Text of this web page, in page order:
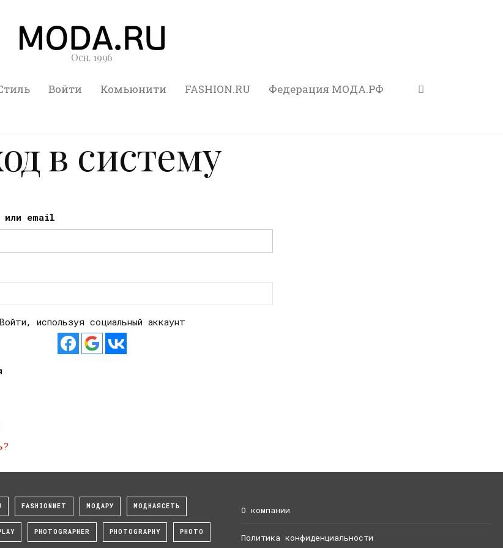
Осн. 1996
Войти Комьюнити FASHION.RU Федерация МОДА.РФ
в систему
или email
Войти, используя социальный аккаунт
FASHIONNET МОДАРУ МОДНАЯСЕТЬ
PHOTOGRAPHER PHOTOGRAPHY PHOTO
О компании
Политика конфиденциальности